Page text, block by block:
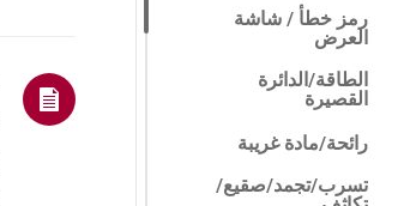
رمز خطأ / شاشة
العرض
الطاقة/الدائرة
القصيرة
رائحة/مادة غريبة
تسرب/تجمد/صقيع/